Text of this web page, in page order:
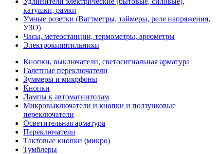
катушки, рамки
Умные розетки (Ваттметры, таймеры, реле напряжения,
УЗО)
Часы, метеостанции, термометры, ареометры
Электрокипятильники
Кнопки, выключатели, светосигнальная арматура
Галетные переключатели
Зуммеры и микрфоны
Кнопки
Лампы к автомагнитолам
Микровыключатели и кнопки и ползунковые
переключатели
Осветительная арматура
Переключатели
Тактовые кнопки (микро)
Тумблеры